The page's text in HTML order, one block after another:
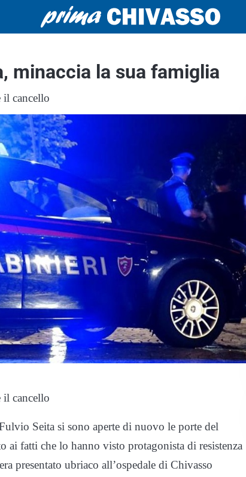
minaccia la sua famiglia
il cancello
il cancello
Seita si sono aperte di nuovo le porte del
ai fatti che lo hanno visto protagonista di resistenza
presentato ubriaco all’ospedale di Chivasso